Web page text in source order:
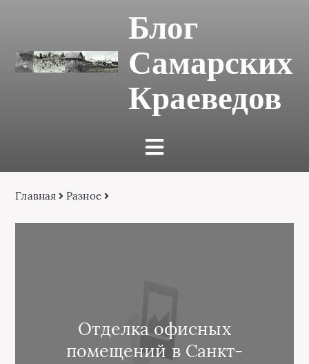
Блог
Самарских
Краеведов
Главная Разное
Отделка офисных
помещений в Санкт-